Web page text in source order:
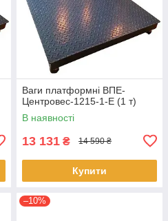
Ваги платформні ВПЕ-
Центровес-1215-1-Е (1 т)
В наявності
13 131 ₴ 14 590 ₴
Купити
–10%